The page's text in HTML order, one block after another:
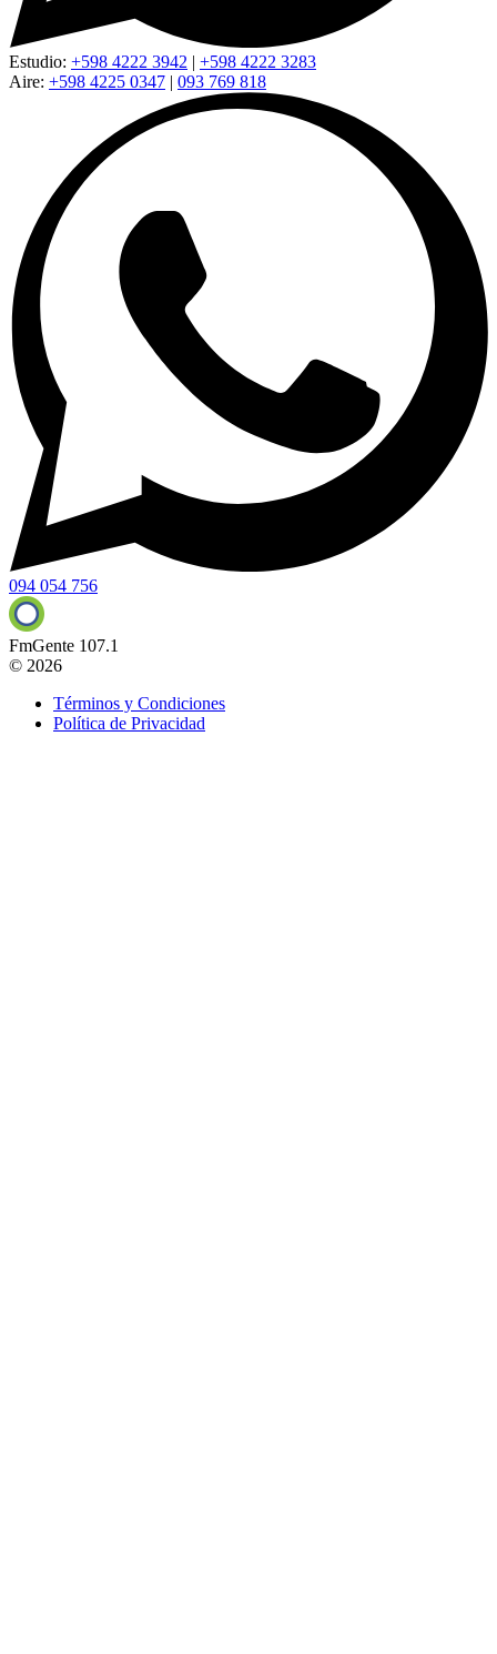
Estudio: +598 4222 3942 | +598 4222 3283
Aire: +598 4225 0347 | 093 769 818
094 054 756
FmGente 107.1
© 2026
Términos y Condiciones
Política de Privacidad